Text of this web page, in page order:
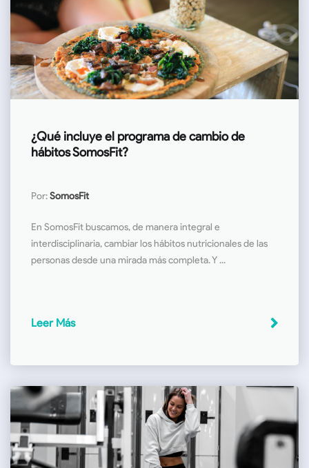
¿Qué incluye el programa de cambio de
hábitos SomosFit?
Por:SomosFit
En SomosFit buscamos, de manera integral e
interdisciplinaria, cambiar los hábitos nutricionales de las
personas desde una mirada más completa. Y ...
Leer Más